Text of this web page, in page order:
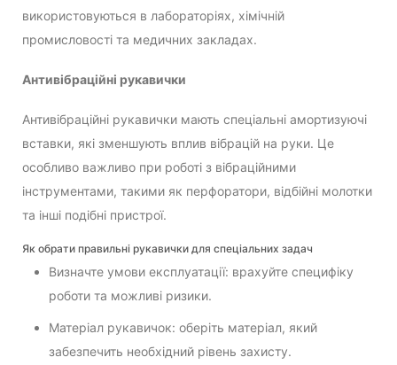
використовуються в лабораторіях, хімічній
промисловості та медичних закладах.
Антивібраційні рукавички
Антивібраційні рукавички мають спеціальні амортизуючі
вставки, які зменшують вплив вібрацій на руки. Це
особливо важливо при роботі з вібраційними
інструментами, такими як перфоратори, відбійні молотки
та інші подібні пристрої.
Як обрати правильні рукавички для спеціальних задач
Визначте умови експлуатації: врахуйте специфіку
роботи та можливі ризики.
Матеріал рукавичок: оберіть матеріал, який
забезпечить необхідний рівень захисту.